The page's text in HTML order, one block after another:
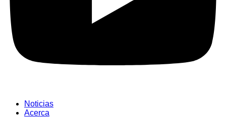
Noticias
Acerca